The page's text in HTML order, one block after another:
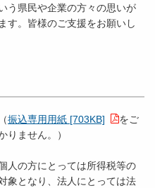
う県民や企業の方々の思いが
す。皆様のご支援をお願いし
振込専用用紙 [703KB]
をご
りません。）
人の方にとっては所得税等の
象となり、法人にとっては法